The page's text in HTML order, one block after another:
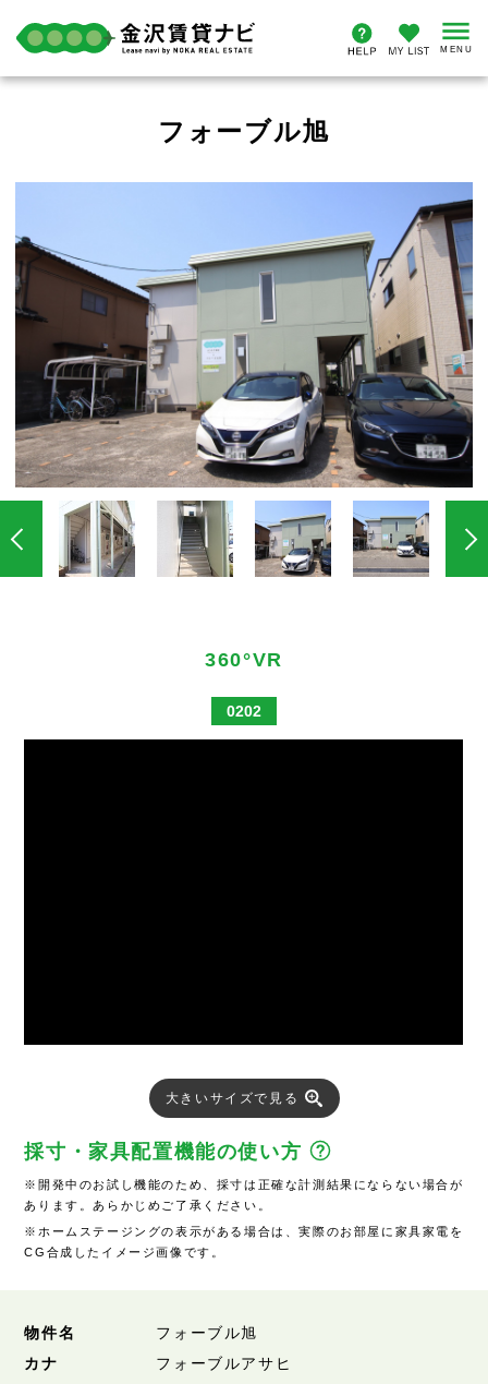
フォーブル旭
360°VR
0202
大きいサイズで見る
採寸・家具配置機能の使い方
※開発中のお試し機能のため、採寸は正確な計測結果にならない場合が
あります。あらかじめご了承ください。
※ホームステージングの表示がある場合は、実際のお部屋に家具家電を
CG合成したイメージ画像です。
物件名
フォーブル旭
カナ
フォーブルアサヒ